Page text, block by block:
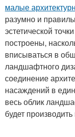
малые
разумно и
эстетической
построены,
вписываться в
ландшафтного
соединение
насаждений в
весь облик
будет